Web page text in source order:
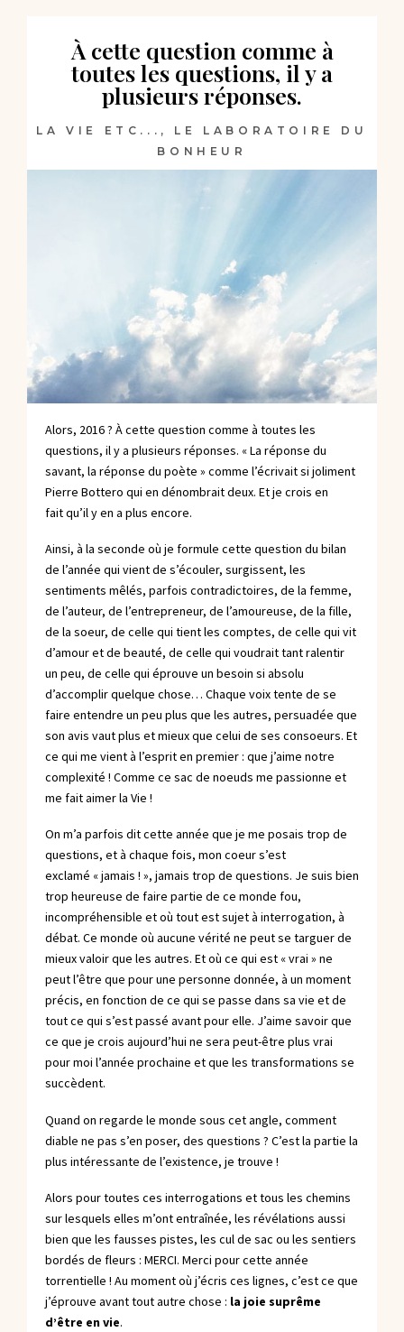
À cette question comme à
toutes les questions, il y a
plusieurs réponses.
LA VIE ETC... , LE LABORATOIRE DU
BONHEUR
Alors, 2016 ? À cette question comme à toutes les
questions, il y a plusieurs réponses. « La réponse du
savant, la réponse du poète » comme l’écrivait si joliment
Pierre Bottero qui en dénombrait deux. Et je crois en
fait qu’il y en a plus encore.
Ainsi, à la seconde où je formule cette question du bilan
de l’année qui vient de s’écouler, surgissent, les
sentiments mêlés, parfois contradictoires, de la femme,
de l’auteur, de l’entrepreneur, de l’amoureuse, de la fille,
de la soeur, de celle qui tient les comptes, de celle qui vit
d’amour et de beauté, de celle qui voudrait tant ralentir
un peu, de celle qui éprouve un besoin si absolu
d’accomplir quelque chose… Chaque voix tente de se
faire entendre un peu plus que les autres, persuadée que
son avis vaut plus et mieux que celui de ses consoeurs. Et
ce qui me vient à l’esprit en premier : que j’aime notre
complexité ! Comme ce sac de noeuds me passionne et
me fait aimer la Vie !
On m’a parfois dit cette année que je me posais trop de
questions, et à chaque fois, mon coeur s’est
exclamé « jamais ! », jamais trop de questions. Je suis bien
trop heureuse de faire partie de ce monde fou,
incompréhensible et où tout est sujet à interrogation, à
débat. Ce monde où aucune vérité ne peut se targuer de
mieux valoir que les autres. Et où ce qui est « vrai » ne
peut l’être que pour une personne donnée, à un moment
précis, en fonction de ce qui se passe dans sa vie et de
tout ce qui s’est passé avant pour elle. J’aime savoir que
ce que je crois aujourd’hui ne sera peut-être plus vrai
pour moi l’année prochaine et que les transformations se
succèdent.
Quand on regarde le monde sous cet angle, comment
diable ne pas s’en poser, des questions ? C’est la partie la
plus intéressante de l’existence, je trouve !
Alors pour toutes ces interrogations et tous les chemins
sur lesquels elles m’ont entraînée, les révélations aussi
bien que les fausses pistes, les cul de sac ou les sentiers
bordés de fleurs : MERCI. Merci pour cette année
torrentielle ! Au moment où j’écris ces lignes, c’est ce que
j’éprouve avant tout autre chose : la joie suprême
d’être en vie.